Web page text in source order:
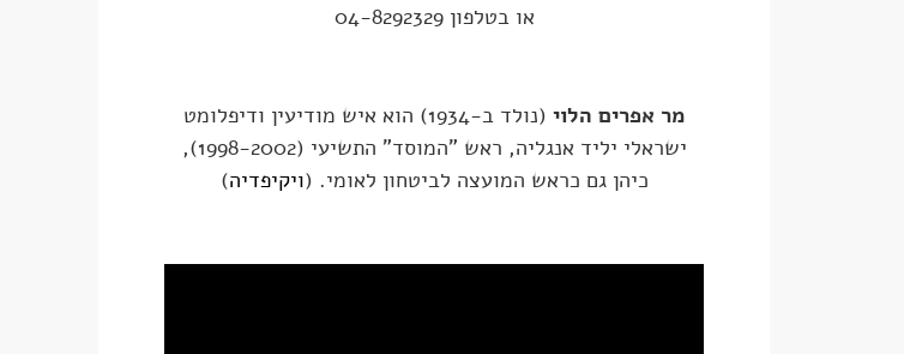
או בטלפון 04-8292329
מר אפרים הלוי
(נולד ב-1934) הוא איש מודיעין ודיפלומט
ישראלי יליד אנגליה, ראש "המוסד" התשיעי (1998-2002),
כיהן גם כראש המועצה לביטחון לאומי. (ויקיפדיה)